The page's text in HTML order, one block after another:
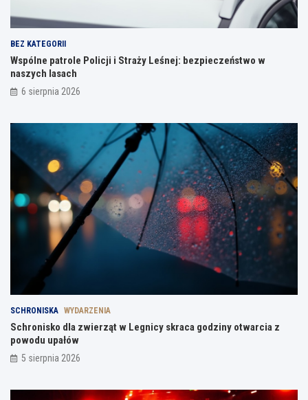
BEZ KATEGORII
Wspólne patrole Policji i Straży Leśnej: bezpieczeństwo w
naszych lasach
6 sierpnia 2026
SCHRONISKA WYDARZENIA
Schronisko dla zwierząt w Legnicy skraca godziny otwarcia z
powodu upałów
5 sierpnia 2026